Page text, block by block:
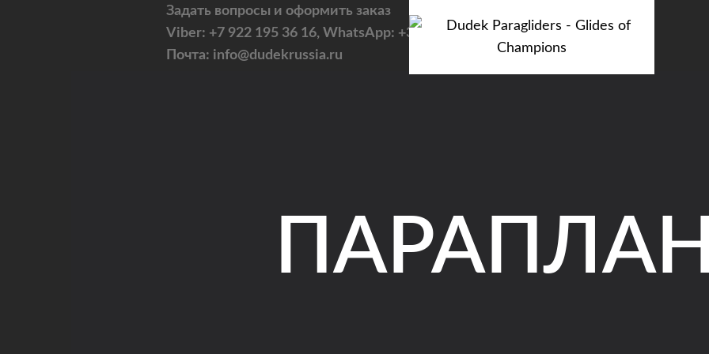
Задать вопросы и оформить заказ
Viber: +7 922 195 36 16, WhatsApp: +371 223 263 38
Почта: info@dudekrussia.ru
CATEGORY
Tandem / trike